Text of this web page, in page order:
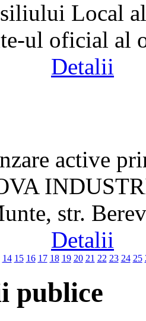
Local
ul oficial al
Detalii
active
str.
Detalii
14 15 16 17 18 19 20 21 22 23 24 25
publice